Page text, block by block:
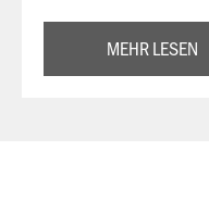
MEHR LESEN